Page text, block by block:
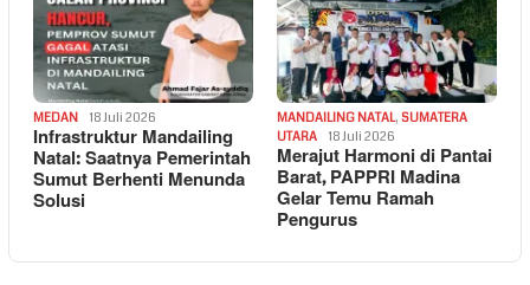
MEDAN 18 Juli 2026
Infrastruktur Mandailing
Natal: Saatnya Pemerintah
Sumut Berhenti Menunda
Solusi
MANDAILING NATAL, SUMATERA
UTARA
18 Juli 2026
Merajut Harmoni di Pantai
Barat, PAPPRI Madina
Gelar Temu Ramah
Pengurus